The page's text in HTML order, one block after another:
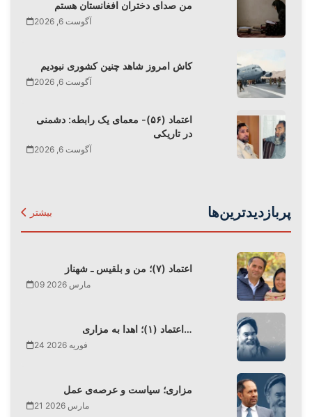
من صدای دختران افغانستان هستم
آگوست 6, 2026
کاش امروز شاهد چنین کشوری نبودیم
آگوست 6, 2026
اعتماد (۵۶)- معمای یک رابطه: دشمنی
در تاریکی
آگوست 6, 2026
پربازدیدترین‌ها بیشتر
اعتماد (۷)؛ من و بلقیس ـ شهناز
09 مارس 2026
اعتماد (۱)؛ اهدا به مزاری…
24 فوریه 2026
مزاری؛ سیاست و عرصه‌ی عمل
21 مارس 2026